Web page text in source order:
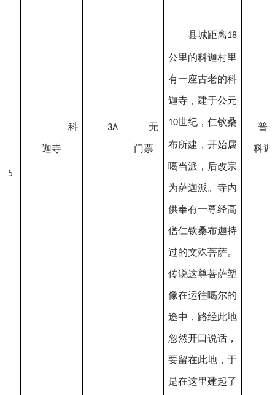
5
科
迦寺
3A 无
门票
县城距离18
公里的科迦村里
有一座古老的科
迦寺，建于公元
10世纪，仁钦桑
布所建，开始属
噶当派，后改宗
为萨迦派。寺内
供奉有一尊经高
僧仁钦桑布迦持
过的文殊菩萨。
传说这尊菩萨塑
像在运往噶尔的
途中，路经此地
忽然开口说话，
要留在此地，于
是在这里建起了
普
科迦